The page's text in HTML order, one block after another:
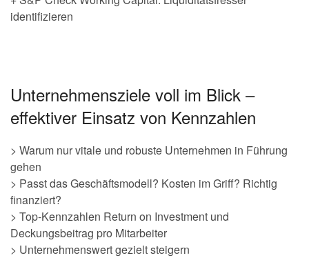
identifizieren
Unternehmensziele voll im Blick –
effektiver Einsatz von Kennzahlen
> Warum nur vitale und robuste Unternehmen in Führung
gehen
> Passt das Geschäftsmodell? Kosten im Griff? Richtig
finanziert?
> Top-Kennzahlen Return on Investment und
Deckungsbeitrag pro Mitarbeiter
> Unternehmenswert gezielt steigern